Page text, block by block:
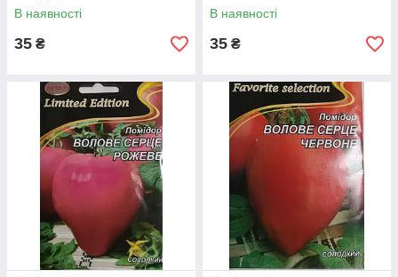
В наявності
35 ₴
В наявності
35 ₴